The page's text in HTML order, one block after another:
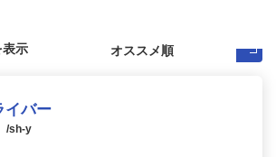
表示
イバー
/sh-y